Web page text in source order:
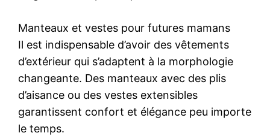
Manteaux et vestes pour futures mamans
Il est indispensable d’avoir des vêtements
d’extérieur qui s’adaptent à la morphologie
changeante. Des manteaux avec des plis
d’aisance ou des vestes extensibles
garantissent confort et élégance peu importe
le temps.